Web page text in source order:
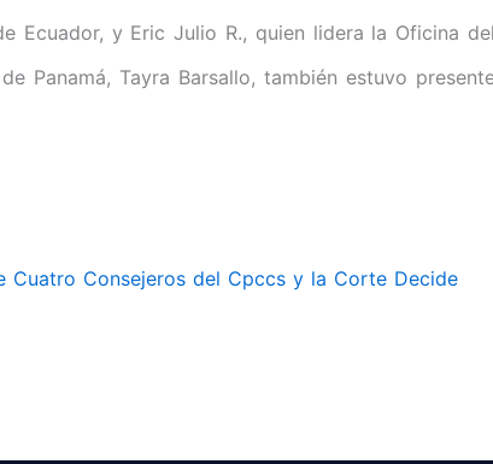
Ecuador, y Eric Julio R., quien lidera la Oficina
Panamá, Tayra Barsallo, también estuvo
Cuatro Consejeros del Cpccs y la Corte Decide